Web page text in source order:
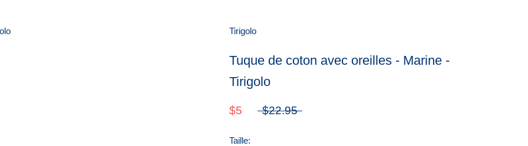
Tirigolo
Tuque de coton avec oreilles - Marine -
Tirigolo
$5 $22.95
Taille: